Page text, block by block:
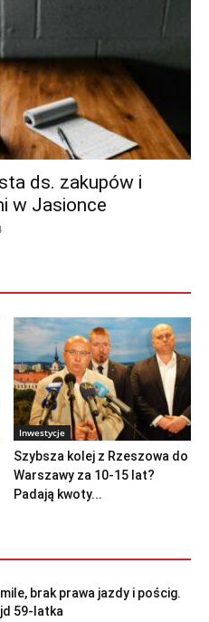
ds. zakupów i
w Jasionce
Inwestycje
Szybsza kolej z Rzeszowa do
Warszawy za 10-15 lat?
Padają kwoty...
brak prawa jazdy i pościg.
59-latka